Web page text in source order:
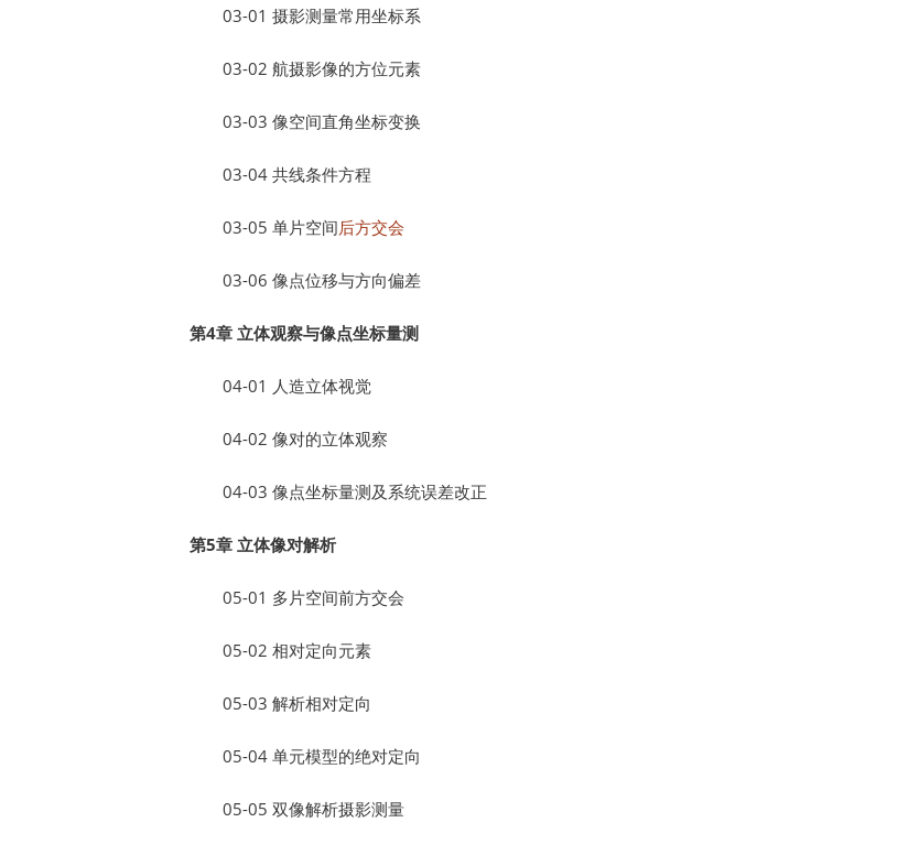
03-01 摄影测量常用坐标系
03-02 航摄影像的方位元素
03-03 像空间直角坐标变换
03-04 共线条件方程
03-05 单片空间后方交会
03-06 像点位移与方向偏差
第4章 立体观察与像点坐标量测
04-01 人造立体视觉
04-02 像对的立体观察
04-03 像点坐标量测及系统误差改正
第5章 立体像对解析
05-01 多片空间前方交会
05-02 相对定向元素
05-03 解析相对定向
05-04 单元模型的绝对定向
05-05 双像解析摄影测量